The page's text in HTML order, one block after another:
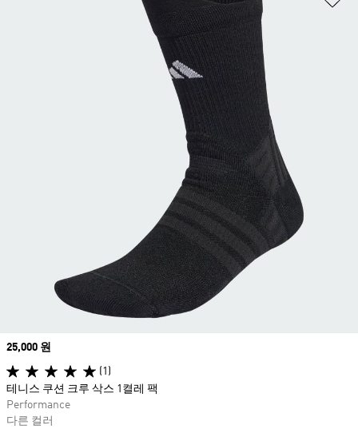
Price
25,000 원
(1)
테니스 쿠션 크루 삭스 1켤레 팩
Performance
다른 컬러